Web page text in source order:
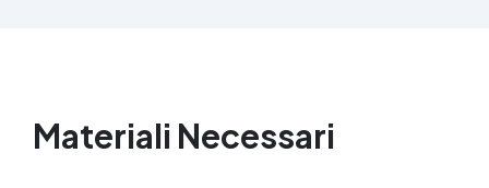
Materiali Necessari